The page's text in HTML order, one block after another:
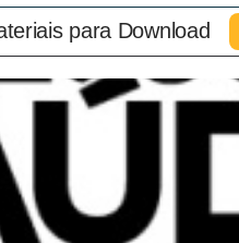
para Download